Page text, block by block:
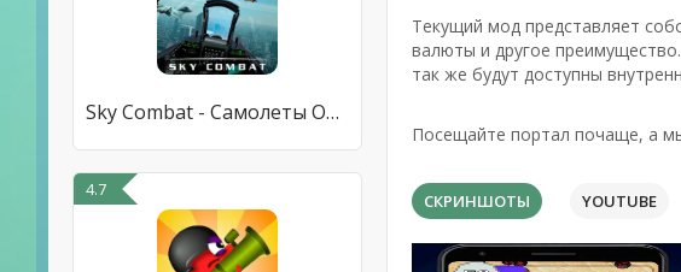
Sky Combat - Самолеты Онлайн
4.7
Текущий мод представляет
валюты и другое
так же будут доступны
Посещайте портал почаще, а
СКРИНШОТЫ YOUTUBE